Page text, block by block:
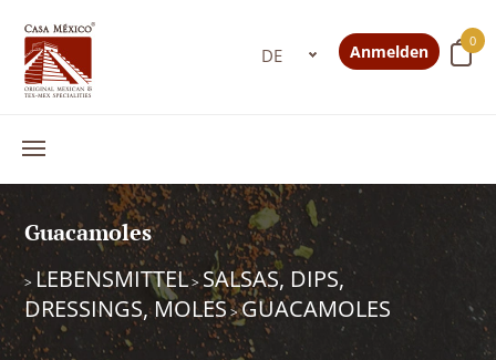
0
Anmelden
Guacamoles
> LEBENSMITTEL>SALSAS, DIPS,
DRESSINGS, MOLES>GUACAMOLES